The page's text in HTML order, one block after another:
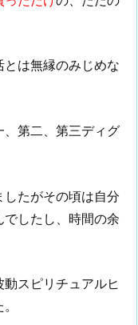
は無縁のみじめな
第二、第三ディグ
たがその頃は自分
したし、時間の余
スピリチュアルヒ